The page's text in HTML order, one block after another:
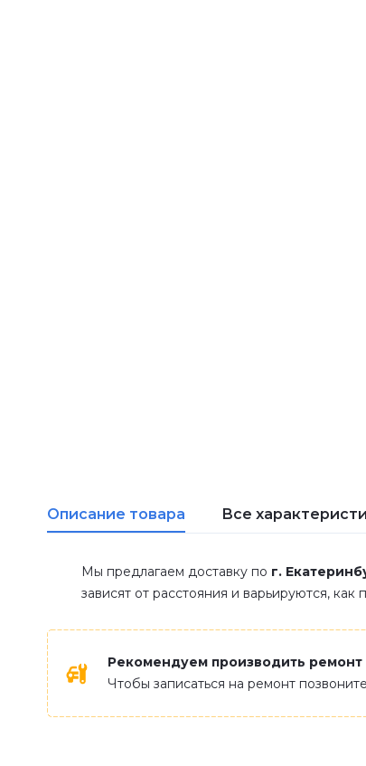
Описание товара Все
Мы предлагаем доставку по г.
зависят от расстояния и варьируются,
Рекомендуем производить
Чтобы записаться на ремонт